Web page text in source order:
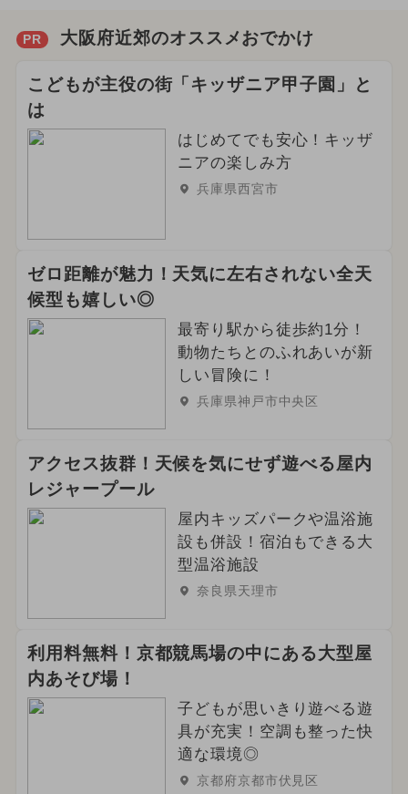
PR 大阪府近郊のオススメおでかけ
こどもが主役の街「キッザニア甲子園」と
は
はじめてでも安心！キッザ
ニアの楽しみ方
兵庫県西宮市
ゼロ距離が魅力！天気に左右されない全天
候型も嬉しい◎
最寄り駅から徒歩約1分！
動物たちとのふれあいが新
しい冒険に！
兵庫県神戸市中央区
アクセス抜群！天候を気にせず遊べる屋内
レジャープール
屋内キッズパークや温浴施
設も併設！宿泊もできる大
型温浴施設
奈良県天理市
利用料無料！京都競馬場の中にある大型屋
内あそび場！
子どもが思いきり遊べる遊
具が充実！空調も整った快
適な環境◎
京都府京都市伏見区